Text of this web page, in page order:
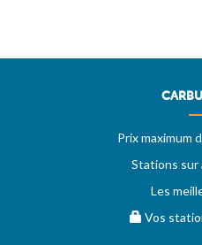
Prix maximum
Stations
Les
Vos